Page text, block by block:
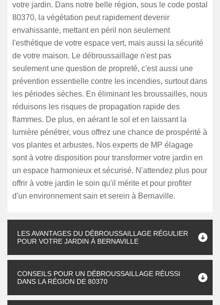
votre jardin. Dans notre belle région, sous le code postal
80370, la végétation peut rapidement devenir
envahissante, mettant en péril non seulement
l'esthétique de votre espace vert, mais aussi la sécurité
de votre maison. Le débroussaillage n'est pas
seulement une question de propreté, c'est aussi une
prévention essentielle contre les incendies, surtout dans
les périodes sèches. En éliminant les broussailles, nous
réduisons les risques de propagation rapide des
flammes. De plus, en aérant le sol et en laissant la
lumière pénétrer, vous offrez une chance de prospérité à
vos plantes et arbustes. Nos experts de MP élagage
sont à votre disposition pour transformer votre jardin en
un espace harmonieux et sécurisé. N'attendez plus pour
offrir à votre jardin le soin qu'il mérite et pour profiter
d'un environnement sain et serein à Bernaville.
LES AVANTAGES DU DÉBROUSSAILLAGE RÉGULIER
POUR VOTRE JARDIN À BERNAVILLE
CONSEILS POUR UN DÉBROUSSAILLAGE RÉUSSI
DANS LA RÉGION DE 80370